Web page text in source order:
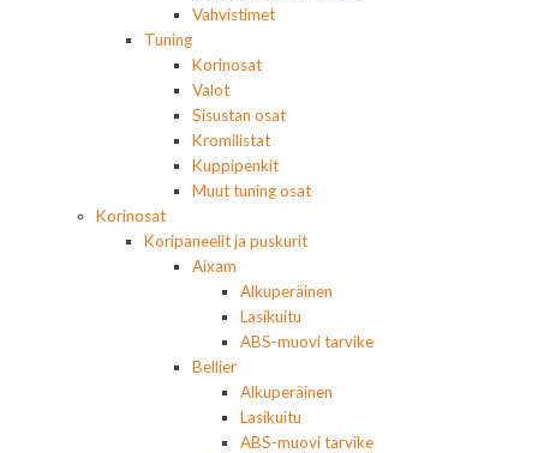
Vahvistimet
Tuning
Korinosat
Valot
Sisustan osat
Kromilistat
Kuppipenkit
Muut tuning osat
Korinosat
Koripaneelit ja puskurit
Aixam
Alkuperäinen
Lasikuitu
ABS-muovi tarvike
Bellier
Alkuperäinen
Lasikuitu
ABS-muovi tarvike